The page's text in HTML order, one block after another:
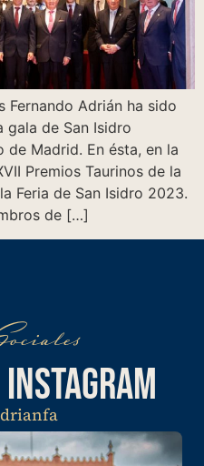
Adrián ha sido
gala de San Isidro
de Madrid. En ésta, en la
Premios Taurinos de la
Feria de San Isidro 2023.
de […]